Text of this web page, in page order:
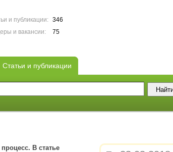
и публикации:
346
и вакансии:
75
Статьи и публикации
В статье